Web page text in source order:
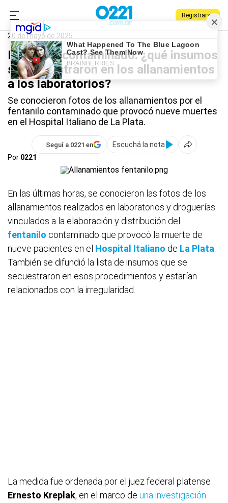
Registrarse
0221.com.ar
Fentanilo
20 de mayo de 2025
Fentanilo contaminado: ¿qué insumos
se secuestraron en los allanamientos
a los laboratorios?
Se conocieron fotos de los allanamientos por el
fentanilo contaminado que provocó nueve muertes
en el Hospital Italiano de La Plata.
Seguí a 0221 en
Escuchá la nota
Por 0221
En las últimas horas, se conocieron las fotos de los
allanamientos realizados en laboratorios y droguerías
vinculados a la elaboración y distribución del
fentanilo contaminado que provocó la muerte de
nueve pacientes en el Hospital Italiano de La Plata
También se difundió la lista de insumos que se
secuestraron en esos procedimientos y estarían
relacionados con la irregularidad.
La medida fue ordenada por el juez federal platense
Ernesto Kreplak, en el marco de una investigación